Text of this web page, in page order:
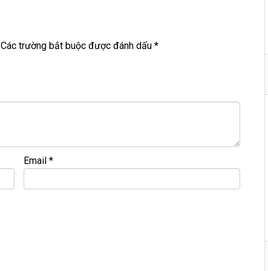
port….
Các trường bắt buộc được đánh dấu *
Email *